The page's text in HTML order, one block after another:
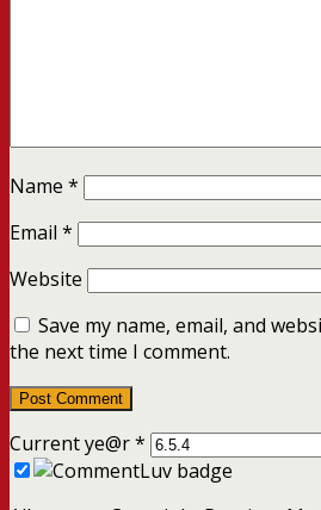
Name *
Email *
Website
Save my name, email, and
the next time I comment.
Current ye@r*